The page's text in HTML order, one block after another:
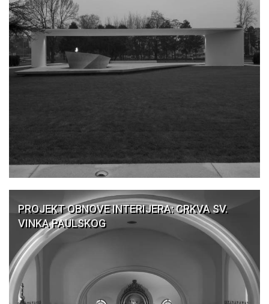
PROJEKT OBNOVE INTERIJERA: CRKVA SV.
VINKA PAULSKOG